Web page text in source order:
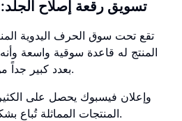
تسويق رقعة إصلاح
تقع تحت سوق الحرف اليدوية
المنتج له قاعدة سوقية واسعة
AliExpress بعدد كبير جداً من الطلبات.
وإعلان فيسبوك يحصل على
المنتجات المماثلة تُباع بشكل جيد جداً على السوق.